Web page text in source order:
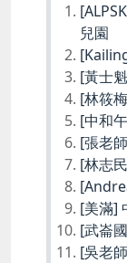
兒園
[黃士
[林筱
[中和
[張老
[林志
[美滿]
[武崙
[吳老